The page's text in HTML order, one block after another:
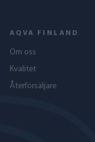
AQVA FINLAND
Om oss
Kvalitet
Återförsäljare